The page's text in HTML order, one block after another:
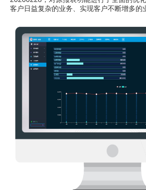
客户日益复杂的业务、实现客户不断增多的